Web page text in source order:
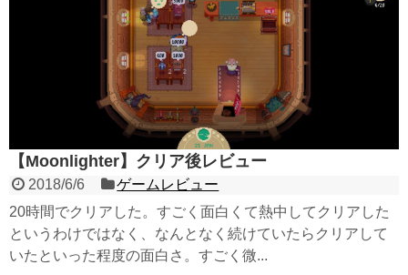
【Moonlighter】クリア後レビュー
2018/6/6
ゲームレビュー
20時間でクリアした。すごく面白くて熱中してクリアした
というわけではなく、なんとなく続けていたらクリアして
いたといった程度の面白さ。すごく微...